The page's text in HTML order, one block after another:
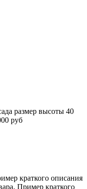
размер высоты 40
руб
краткого описания
Пример краткого